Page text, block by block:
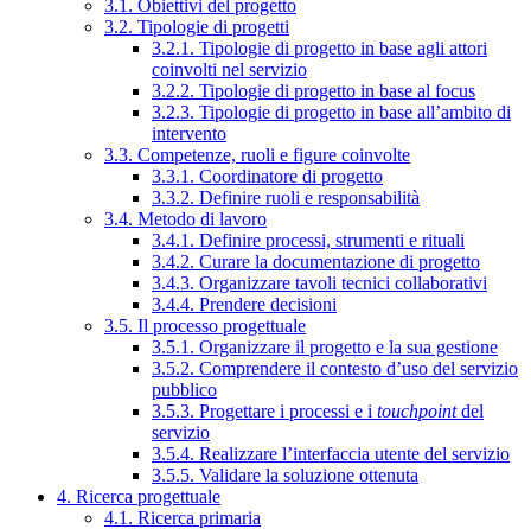
3.1. Obiettivi del progetto
3.2. Tipologie di progetti
3.2.1. Tipologie di progetto in base agli attori
coinvolti nel servizio
3.2.2. Tipologie di progetto in base al focus
3.2.3. Tipologie di progetto in base all’ambito di
intervento
3.3. Competenze, ruoli e figure coinvolte
3.3.1. Coordinatore di progetto
3.3.2. Definire ruoli e responsabilità
3.4. Metodo di lavoro
3.4.1. Definire processi, strumenti e rituali
3.4.2. Curare la documentazione di progetto
3.4.3. Organizzare tavoli tecnici collaborativi
3.4.4. Prendere decisioni
3.5. Il processo progettuale
3.5.1. Organizzare il progetto e la sua gestione
3.5.2. Comprendere il contesto d’uso del servizio
pubblico
3.5.3. Progettare i processi e i touchpointdel
servizio
3.5.4. Realizzare l’interfaccia utente del servizio
3.5.5. Validare la soluzione ottenuta
4. Ricerca progettuale
4.1. Ricerca primaria